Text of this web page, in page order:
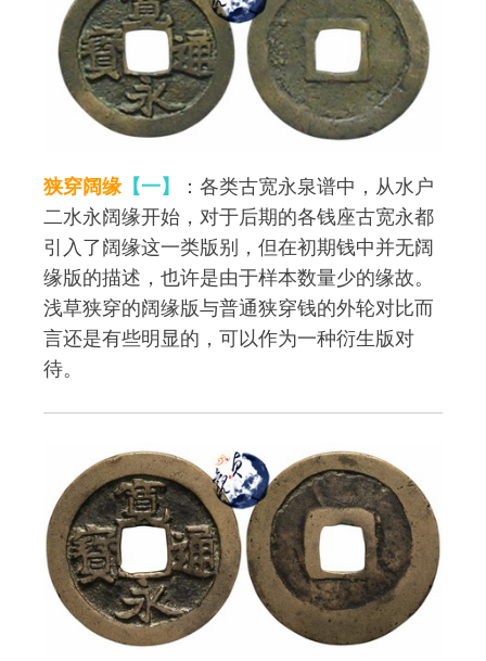
狭穿阔缘 【一】
：各类古宽永泉谱中，从水户
二水永阔缘开始，对于后期的各钱座古宽永都
引入了阔缘这一类版别，但在初期钱中并无阔
缘版的描述，也许是由于样本数量少的缘故。
浅草狭穿的阔缘版与普通狭穿钱的外轮对比而
言还是有些明显的，可以作为一种衍生版对
待。